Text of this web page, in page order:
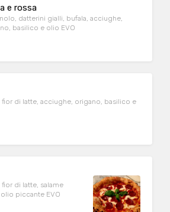
e rossa
datterini gialli, bufala, acciughe,
basilico e olio EVO
di latte, acciughe, origano, basilico e
di latte, salame
piccante EVO